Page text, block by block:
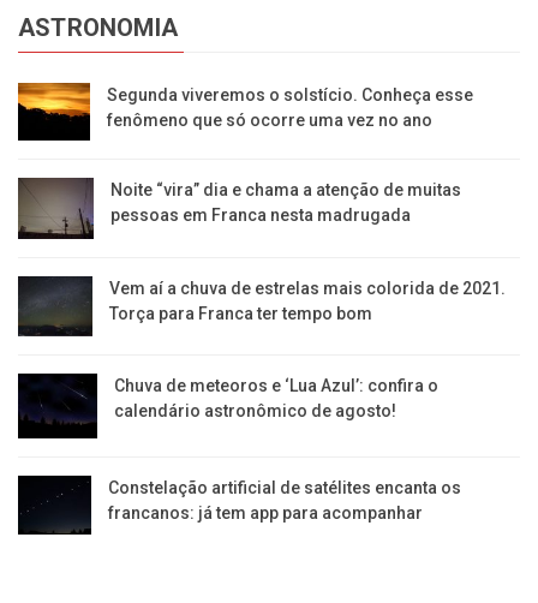
ASTRONOMIA
Segunda viveremos o solstício. Conheça esse
fenômeno que só ocorre uma vez no ano
Noite “vira” dia e chama a atenção de muitas
pessoas em Franca nesta madrugada
Vem aí a chuva de estrelas mais colorida de 2021.
Torça para Franca ter tempo bom
Chuva de meteoros e ‘Lua Azul’: confira o
calendário astronômico de agosto!
Constelação artificial de satélites encanta os
francanos: já tem app para acompanhar